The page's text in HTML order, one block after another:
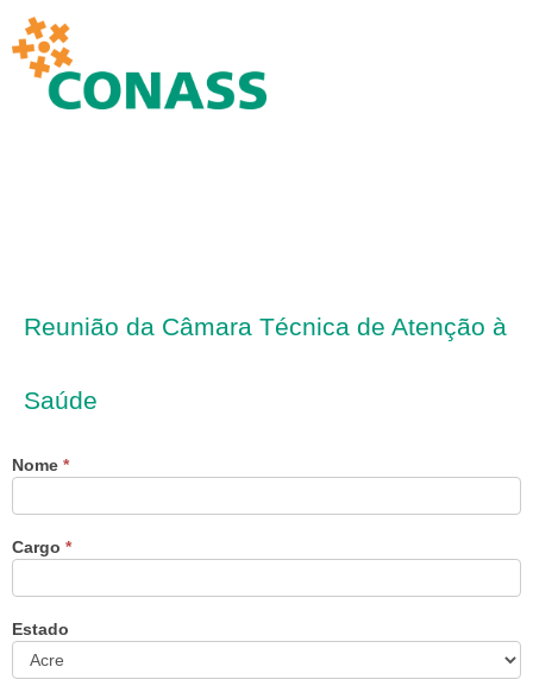
Reunião da Câmara Técnica de Atenção à
Saúde
1ª
CTQCSP
Nome *
Cargo *
Estado
Se você
é
este
campo
branco.